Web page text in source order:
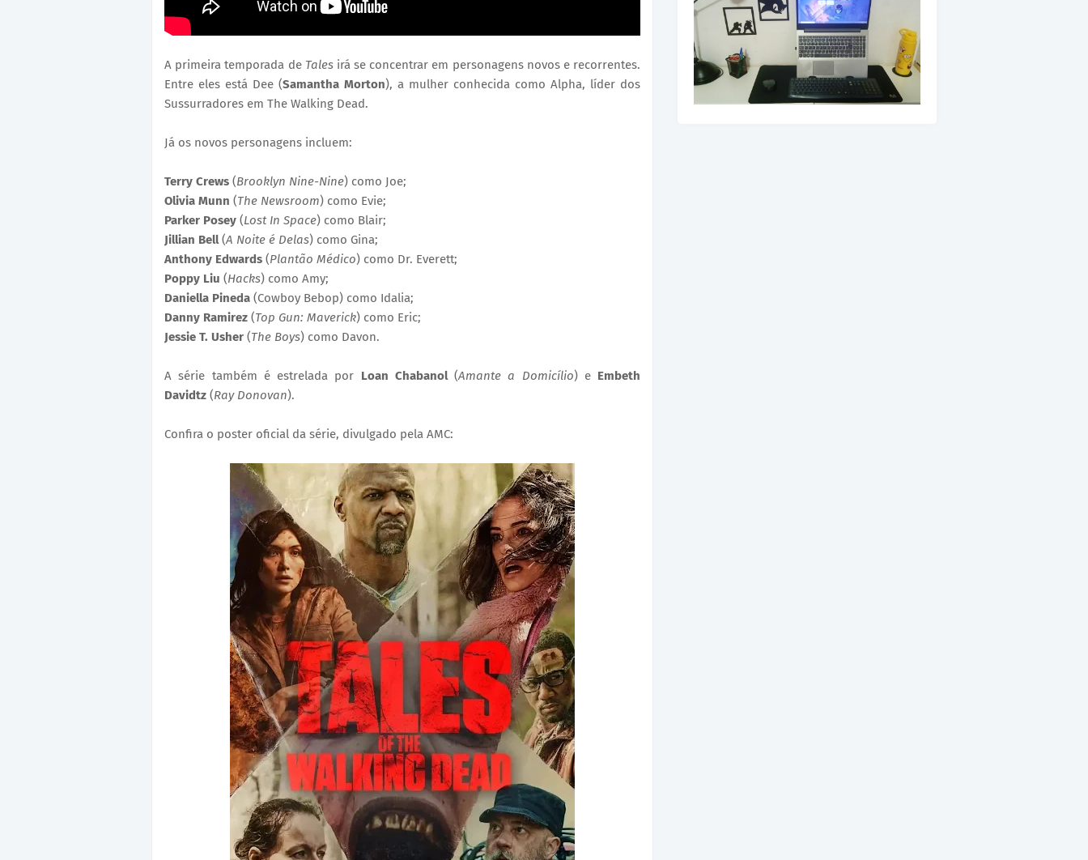
A primeira temporada de Tales irá se concentrar em personagens novos e recorrentes.
Entre eles está Dee (Samantha Morton), a mulher conhecida como Alpha, líder dos
Sussurradores em The Walking Dead.
Já os novos personagens incluem:
Terry Crews (Brooklyn Nine-Nine) como Joe;
Olivia Munn (The Newsroom) como Evie;
Parker Posey (Lost In Space) como Blair;
Jillian Bell(A Noite é Delas) como Gina;
Anthony Edwards (Plantão Médico) como Dr. Everett;
Poppy Liu (Hacks) como Amy;
Daniella Pineda (Cowboy Bebop) como Idalia;
Danny Ramirez (Top Gun: Maverick) como Eric;
Jessie T. Usher (The Boys) como Davon.
A série também é estrelada por Loan Chabanol(Amante a Domicílio) e Embeth
Davidtz (Ray Donovan).
Confira o poster oficial da série, divulgado pela AMC: